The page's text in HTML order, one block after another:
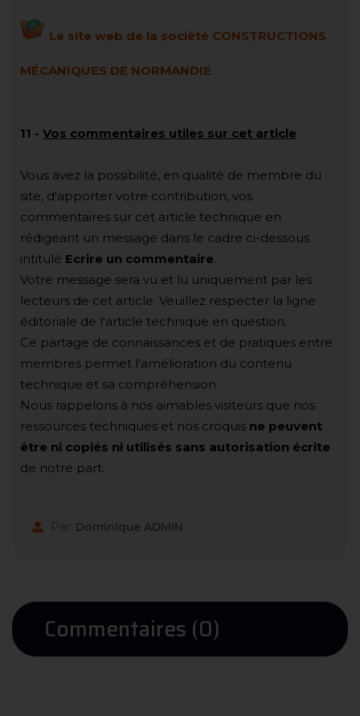
Le site web de la société CONSTRUCTIONS
MÉCANIQUES DE NORMANDIE
11 - Vos commentaires utiles sur cet article
Vous avez la possibilité, en qualité de membre du
site, d'apporter votre contribution, vos
commentaires sur cet article technique en
rédigeant un message dans le cadre ci-dessous
intitulé Ecrire un commentaire.
Votre message sera vu et lu uniquement par les
lecteurs de cet article. Veuillez respecter la ligne
éditoriale de l'article technique en question.
Ce partage de connaissances et de pratiques entre
membres permet l'amélioration du contenu
technique et sa compréhension.
Nous rappelons à nos aimables visiteurs que nos
ressources techniques et nos croquis ne peuvent
être ni copiés ni utilisés sans autorisation écrite
de notre part.
Par: Dominique ADMIN
Commentaires (0)